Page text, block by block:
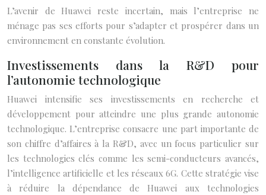
L’avenir de Huawei reste incertain, mais l’entreprise ne
ménage pas ses efforts pour s’adapter et prospérer dans un
environnement en constante évolution.
Investissements dans la R&D pour
l’autonomie technologique
Huawei intensifie ses investissements en recherche et
développement pour atteindre une plus grande autonomie
technologique. L’entreprise consacre une part importante de
son chiffre d’affaires à la R&D, avec un focus particulier sur
les technologies clés comme les semi-conducteurs avancés,
l’intelligence artificielle et les réseaux 6G. Cette stratégie vise
à réduire la dépendance de Huawei aux technologies